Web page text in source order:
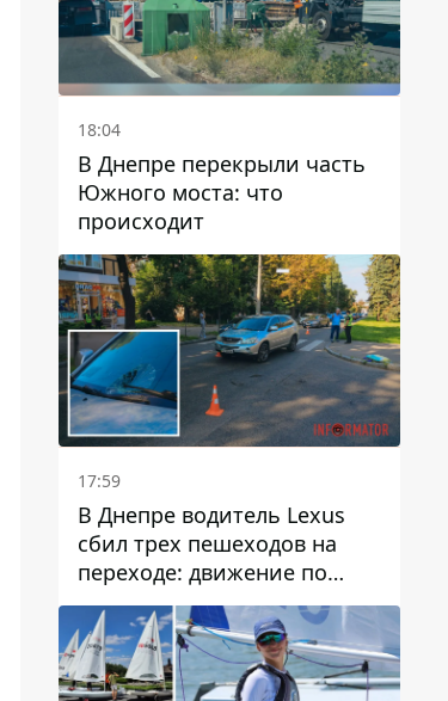
18:04
В Днепре перекрыли часть
Южного моста: что
происходит
17:59
В Днепре водитель Lexus
сбил трех пешеходов на
переходе: движение по
проспекту Науки
затруднено